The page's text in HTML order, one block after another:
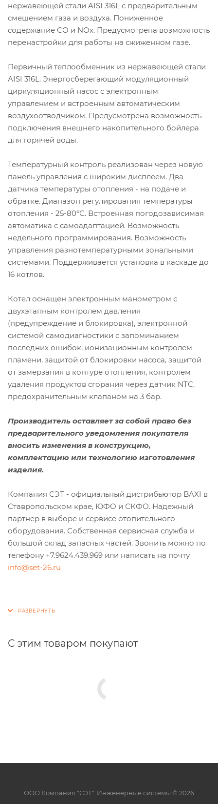
нержавеющей стали AISI 316L с предварительным
смешением газа и воздуха. Пониженное
содержание CO и NOx. Предусмотрена возможность
перенастройки для работы на сжиженном газе.
Первичный теплообменник из нержавеющей стали
AISI 316L. Энергосберегающий модуляционный
циркуляционный насос с электронным
управлением и встроенным автоматическим
воздухоотводчиком. Предусмотрена возможность
подключения внешнего накопительного бойлера
для горячей воды.
Температурный контроль реализован через новую
панель управления с широким дисплеем. Два
датчика температуры отопления - на подаче и
обратке. Диапазон регулирования температуры
отопления - 25-80°С. Встроенная погодозависимая
автоматика с самоадаптацией. Возможность
недельного программирования. Возможность
управления разнотемпературными зональными
системами. Поддерживается установка в каскаде до
16 котлов.
Котел оснащен электронным манометром с
двухэтапным контролем давления
(предупреждение и блокировка), электронной
системой самодиагностики с запоминанием
последних ошибок, ионизационным контролем
пламени, защитой от блокировки насоса, защитой
от замерзания в контуре отопления, контролем
удаления продуктов сгорания через датчик NTC,
предохранительным клапаном на 3 бар.
Производитель оставляет за собой право без
предварительного уведомления покупателя
вносить изменения в конструкцию,
комплектацию или технологию изготовления
изделия.
Компания СЭТ - официальный дистрибьютор BAXI в
Ставропольском крае, ЮФО и СКФО. Надежный
партнер в выборе и сервисе отопительного
оборудования. Собственная сервисная служба и
большой склад запасных частей. Звонить можно по
телефону +7.9624.439.969 или написать на почту
info@set-26.ru
С этим товаром покупают
ООО Компания "СЭТ". Инженерные системы © 2026